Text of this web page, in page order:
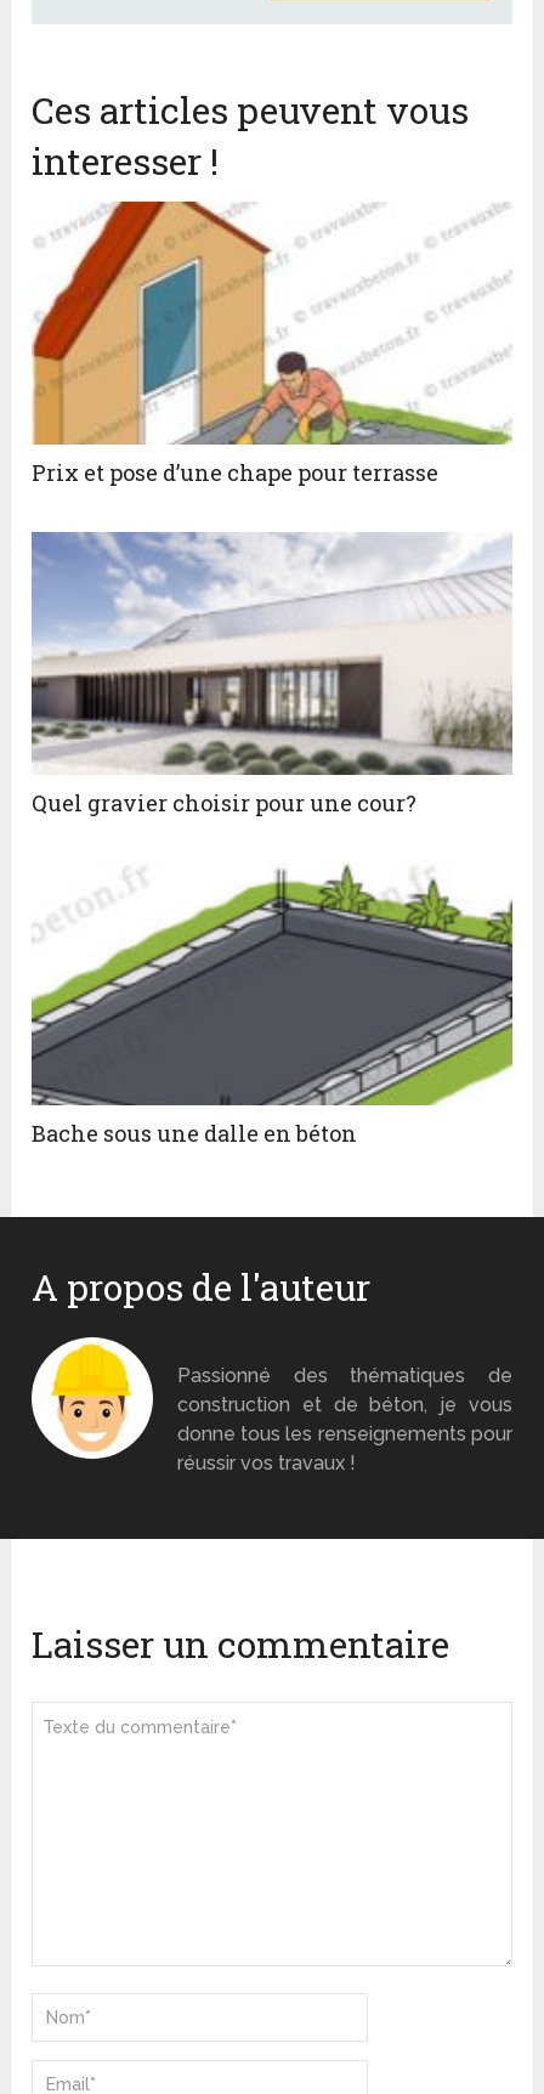
Ces articles peuvent vous
interesser !
Prix et pose d’une chape pour terrasse
Quel gravier choisir pour une cour?
Bache sous une dalle en béton
A propos de l'auteur
Passionné des thématiques de
construction et de béton, je vous
donne tous les renseignements pour
réussir vos travaux !
Laisser un commentaire